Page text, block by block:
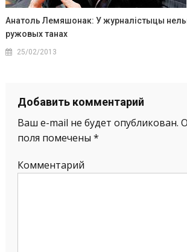
Анатоль Лемяшонак: У журналістыцы
ружовых танах
25/02/2013
Добавить комментарий
Ваш e-mail не будет опубликован.
поля помечены *
Комментарий